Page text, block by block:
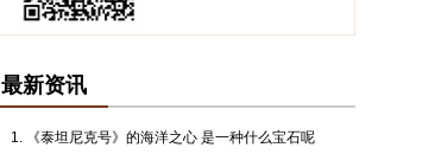
最新资讯
《泰坦尼克号》的海洋之心 是一种什么宝石呢